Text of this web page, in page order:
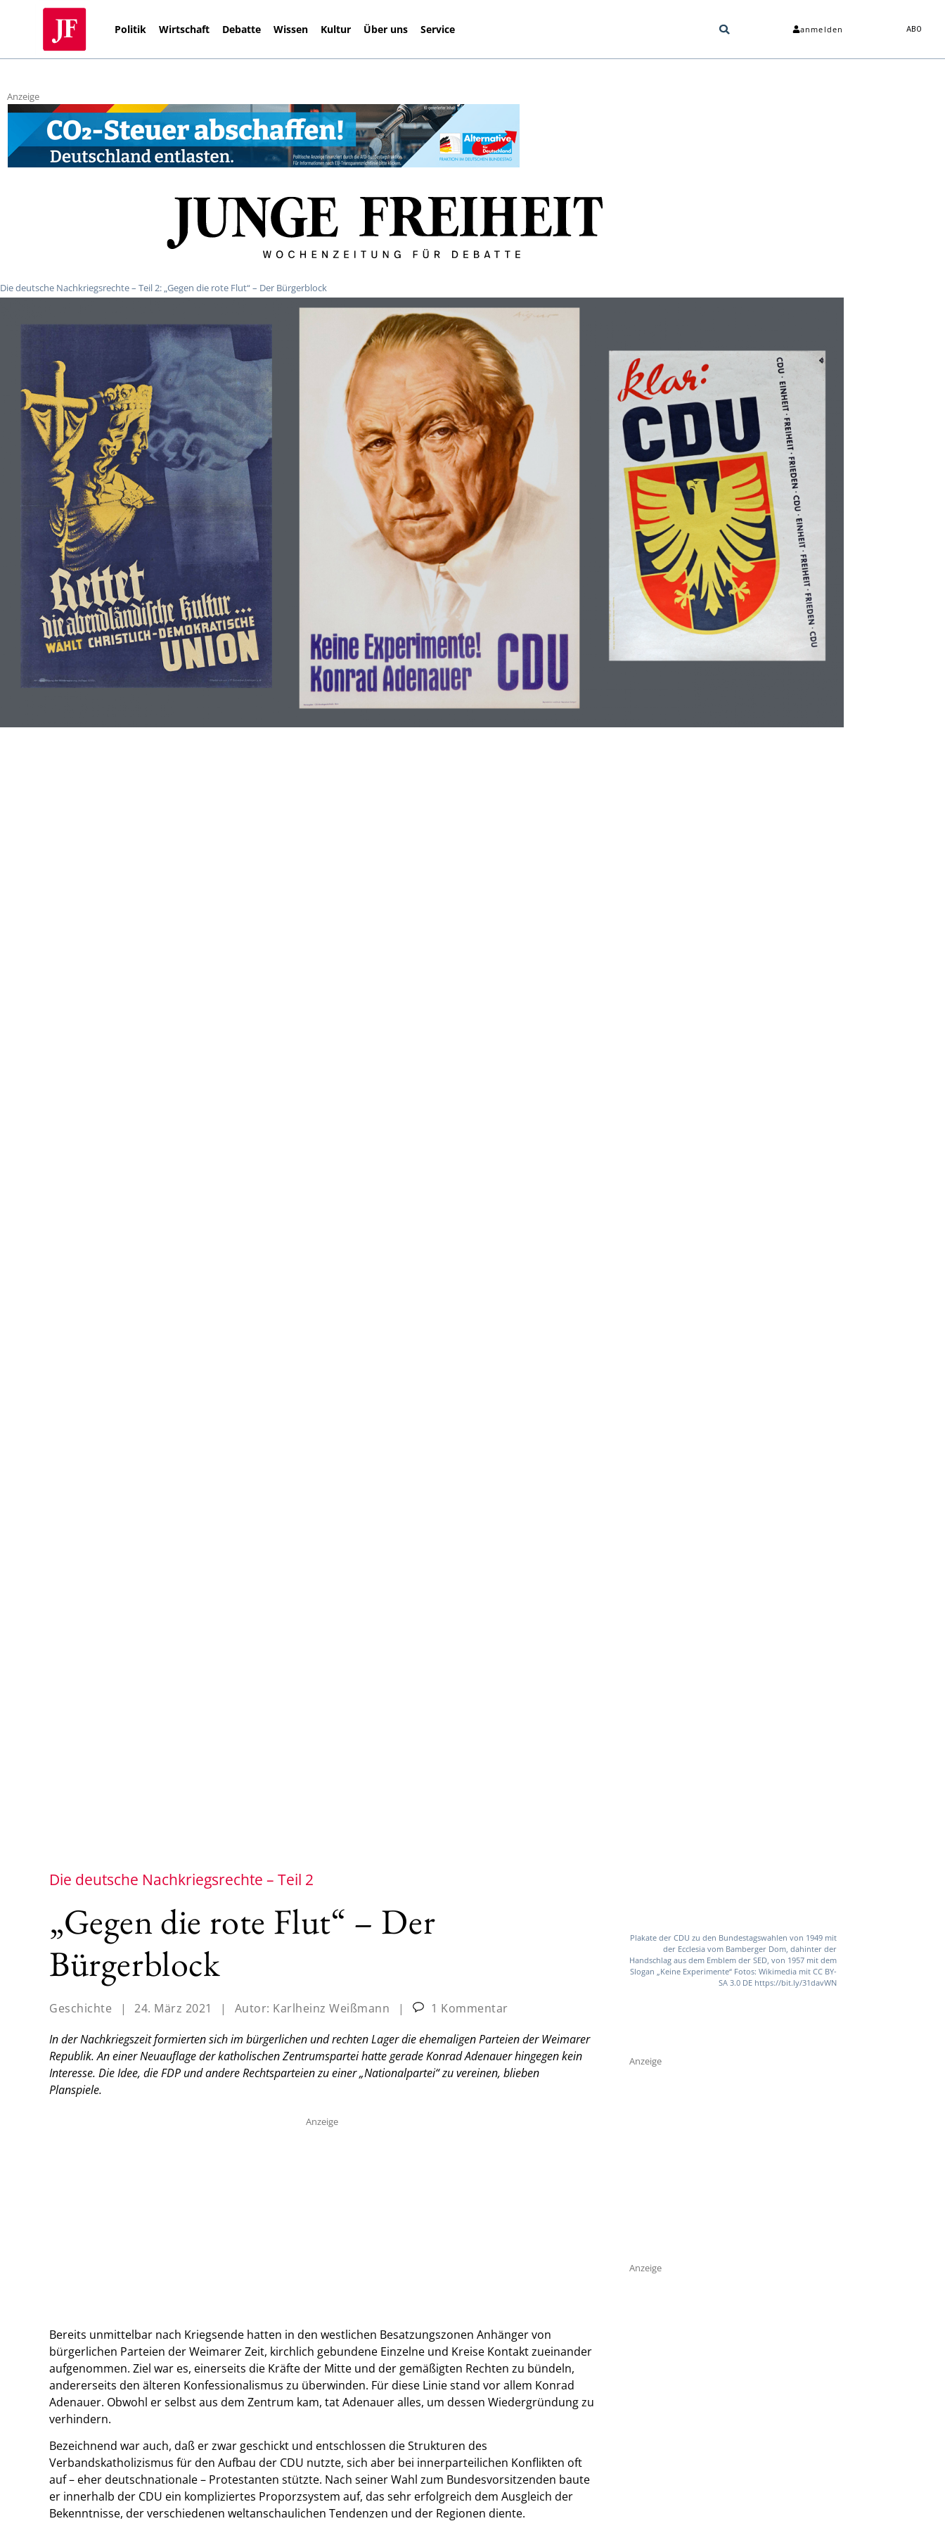
Politik Wirtschaft Debatte Wissen Kultur Über uns Service anmelden ABO
Anzeige
Die deutsche Nachkriegsrechte – Teil 2: „Gegen die rote Flut“ – Der Bürgerblock
Die deutsche Nachkriegsrechte – Teil 2
„Gegen die rote Flut“ – Der
Bürgerblock
Geschichte | 24. März 2021 | Autor: Karlheinz Weißmann |
1 Kommentar
In der Nachkriegszeit formierten sich im bürgerlichen und rechten Lager die ehemaligen Parteien der Weimarer
Republik. An einer Neuauflage der katholischen Zentrumspartei hatte gerade Konrad Adenauer hingegen kein
Interesse. Die Idee, die FDP und andere Rechtsparteien zu einer „Nationalpartei“ zu vereinen, blieben
Planspiele.
Anzeige
Bereits unmittelbar nach Kriegsende hatten in den westlichen Besatzungszonen Anhänger von
bürgerlichen Parteien der Weimarer Zeit, kirchlich gebundene Einzelne und Kreise Kontakt zueinander
aufgenommen. Ziel war es, einerseits die Kräfte der Mitte und der gemäßigten Rechten zu bündeln,
andererseits den älteren Konfessionalismus zu überwinden. Für diese Linie stand vor allem Konrad
Adenauer. Obwohl er selbst aus dem Zentrum kam, tat Adenauer alles, um dessen Wiedergründung zu
verhindern.
Bezeichnend war auch, daß er zwar geschickt und entschlossen die Strukturen des
Verbandskatholizismus für den Aufbau der CDU nutzte, sich aber bei innerparteilichen Konflikten oft
auf – eher deutschnationale – Protestanten stützte. Nach seiner Wahl zum Bundesvorsitzenden baute
er innerhalb der CDU ein kompliziertes Proporzsystem auf, das sehr erfolgreich dem Ausgleich der
Bekenntnisse, der verschiedenen weltanschaulichen Tendenzen und der Regionen diente.
Plakate der CDU zu den Bundestagswahlen von 1949 mit
der Ecclesia vom Bamberger Dom, dahinter der
Handschlag aus dem Emblem der SED, von 1957 mit dem
Slogan „Keine Experimente“ Fotos: Wikimedia mit CC BY-
SA 3.0 DE https://bit.ly/31davWN
Anzeige
Anzeige